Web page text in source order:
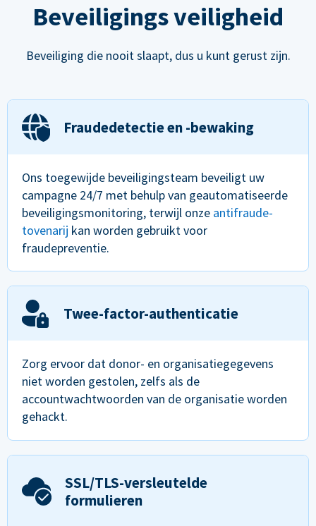
Beveiligings veiligheid
Beveiliging die nooit slaapt, dus u kunt gerust zijn.
Fraudedetectie en -bewaking
Ons toegewijde beveiligingsteam beveiligt uw
campagne 24/7 met behulp van geautomatiseerde
beveiligingsmonitoring, terwijl onze antifraude-
tovenarij kan worden gebruikt voor
fraudepreventie.
Twee-factor-authenticatie
Zorg ervoor dat donor- en organisatiegegevens
niet worden gestolen, zelfs als de
accountwachtwoorden van de organisatie worden
gehackt.
SSL/TLS-versleutelde
formulieren